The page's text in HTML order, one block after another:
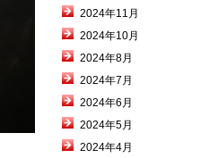
2024年11月
2024年10月
2024年8月
2024年7月
2024年6月
2024年5月
2024年4月